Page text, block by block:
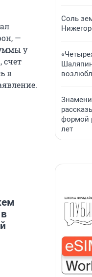
в
из-за
или
из
—
у
счет
в
Соль
формой
лет